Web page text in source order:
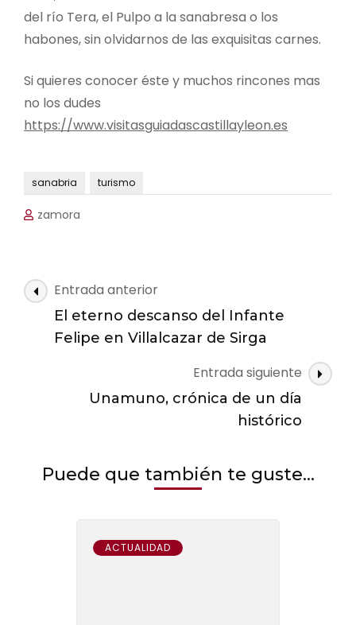
del río Tera, el Pulpo a la sanabresa o los
habones, sin olvidarnos de las exquisitas carnes.
Si quieres conocer éste y muchos rincones mas
no los dudes
https://www.visitasguiadascastillayleon.es
sanabria turismo
zamora
Navegación
de
Entrada anterior
El eterno descanso del Infante
Felipe en Villalcazar de Sirga
Entrada siguiente
Unamuno, crónica de un día
histórico
Puede que también te guste...
ACTUALIDAD